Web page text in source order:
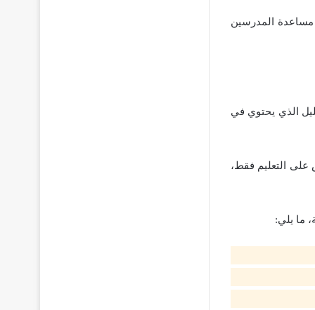
مساعدة المدرسين
الذي يحتوي في
التعليم فقط،
ما يلي: